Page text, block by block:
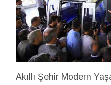
Akıllı Şehir Modern